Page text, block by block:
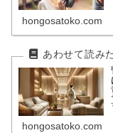
hongosatoko.com
hongosatoko.com